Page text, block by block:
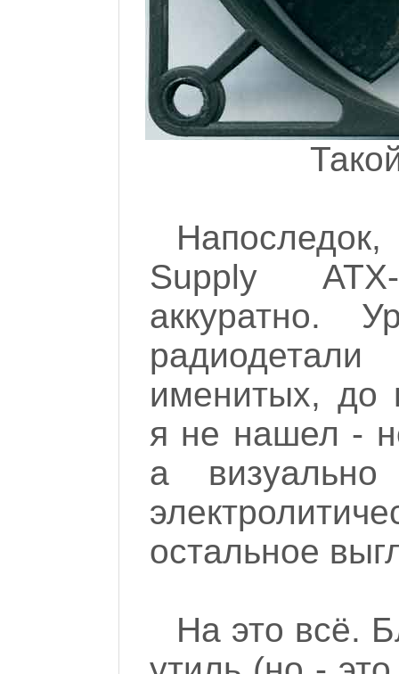
Supply
аккуратно.
именитых, до
я не нашел -
а
остальное
На это всё.